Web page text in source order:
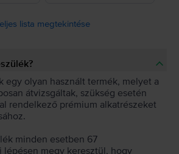
lista megtekintése
olyan használt termék, melyet a
átvizsgáltak, szükség esetén
rendelkező prémium alkatrészeket
minden esetben 67
lépésen megy keresztül, hogy